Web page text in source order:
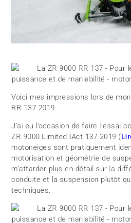
Voici mes impressions lors de
RR 137 2019.
J’ai eu l’occasion de faire l’essai
ZR 9000 Limited IAct 137 2019 (
motoneiges sont pratiquement
motorisation et géométrie de
m’attarder plus en détail sur la
conduite et la suspension plutôt
techniques.